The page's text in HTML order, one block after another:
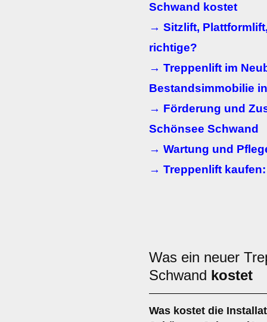
Schwand kostet
→ Sitzlift,
richtige?
→ Treppenlift im
Bestandsimmobilie
→ Förderung und
Schönsee Schwand
→ Wartung und
→ Treppenlift
Was ein neuer
Schwand kostet
Was kostet die